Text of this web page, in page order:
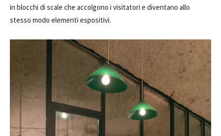
in blocchi di scale che accolgono i visitatori e diventano allo
stesso modo elementi espositivi.